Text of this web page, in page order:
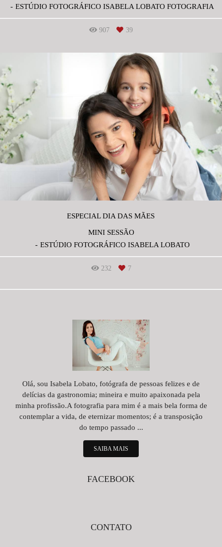
ESTÚDIO FOTOGRÁFICO ISABELA LOBATO FOTOGRAFIA
907 39
ESPECIAL DIA DAS MÃES
MINI SESSÃO
ESTÚDIO FOTOGRÁFICO ISABELA LOBATO
232 7
Olá, sou Isabela Lobato, fotógrafa de pessoas felizes e de
delícias da gastronomia; mineira e muito apaixonada pela
minha profissão.A fotografia para mim é a mais bela forma de
contemplar a vida, de eternizar momentos; é a transposição
do tempo passado ...
SAIBA MAIS
FACEBOOK
CONTATO